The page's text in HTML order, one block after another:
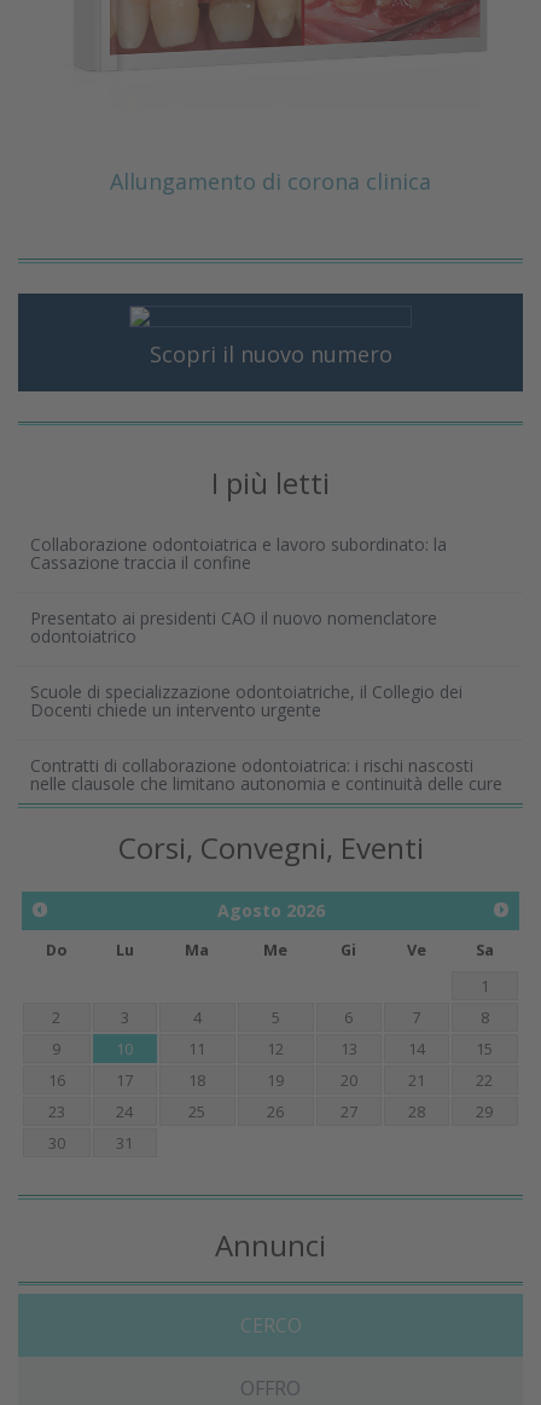
Allungamento di corona clinica
Scopri il nuovo numero
I più letti
Collaborazione odontoiatrica e lavoro subordinato: la
Cassazione traccia il confine
Presentato ai presidenti CAO il nuovo nomenclatore
odontoiatrico
Scuole di specializzazione odontoiatriche, il Collegio dei
Docenti chiede un intervento urgente
Contratti di collaborazione odontoiatrica: i rischi nascosti
nelle clausole che limitano autonomia e continuità delle cure
Corsi, Convegni, Eventi
Agosto 2026
Do Lu Ma Me Gi Ve
Sa
1
2
3 4 5 6 7
8
9
10 11 12 13 14
15
16
17 18 19 20 21
22
23
24 25 26 27 28
29
30
31
Annunci
CERCO
OFFRO